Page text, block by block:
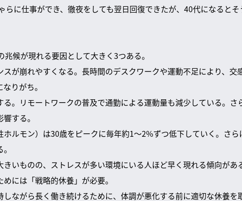
らに仕事ができ、徹夜をしても翌日回復できたが、40代になるとそ
候が現れる要因として大きく3つある。
スが崩れやすくなる。長時間のデスクワークや運動不足により、交
りがち。
る。リモートワークの普及で通勤による運動量も減少している。さ
する。
ホルモン）は30歳をピークに毎年約1～2%ずつ低下していく。さ
いものの、ストレスが多い環境にいる人ほど早く現れる傾向があ
には「戦略的休養」が必要。
ながら長く働き続けるために、体調が悪化する前に適切な休養を